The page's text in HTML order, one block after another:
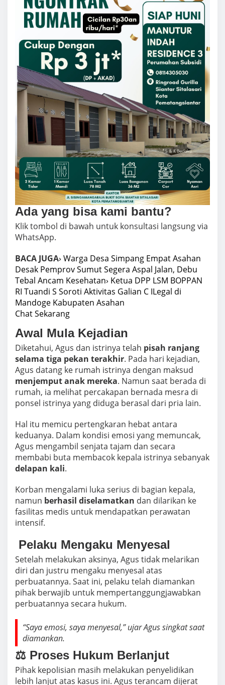
Ada yang bisa kami bantu?
Klik tombol di bawah untuk konsultasi langsung via
WhatsApp.
BACA JUGA› Warga Desa Simpang Empat Asahan
Desak Pemprov Sumut Segera Aspal Jalan, Debu
Tebal Ancam Kesehatan› Ketua DPP LSM BOPPAN
RI Tuandi S Soroti Aktivitas Galian C ILegal di
Mandoge Kabupaten Asahan
Chat Sekarang
Awal Mula Kejadian
Diketahui, Agus dan istrinya telah pisah ranjang
selama tiga pekan terakhir. Pada hari kejadian,
Agus datang ke rumah istrinya dengan maksud
menjemput anak mereka. Namun saat berada di
rumah, ia melihat percakapan bernada mesra di
ponsel istrinya yang diduga berasal dari pria lain.
Hal itu memicu pertengkaran hebat antara
keduanya. Dalam kondisi emosi yang memuncak,
Agus mengambil senjata tajam dan secara
membabi buta membacok kepala istrinya sebanyak
delapan kali.
Korban mengalami luka serius di bagian kepala,
namun berhasil diselamatkan dan dilarikan ke
fasilitas medis untuk mendapatkan perawatan
intensif.
️ Pelaku Mengaku Menyesal
Setelah melakukan aksinya, Agus tidak melarikan
diri dan justru mengaku menyesal atas
perbuatannya. Saat ini, pelaku telah diamankan
pihak berwajib untuk mempertanggungjawabkan
perbuatannya secara hukum.
“Saya emosi, saya menyesal,” ujar Agus singkat saat
diamankan.
⚖️ Proses Hukum Berlanjut
Pihak kepolisian masih melakukan penyelidikan
lebih lanjut atas kasus ini. Agus terancam dijerat